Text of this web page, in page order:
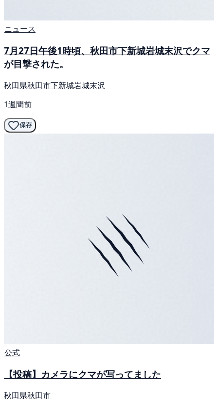
ニュース
7月27日午後1時頃、秋田市下新城岩城末沢でクマ
が目撃された。
秋田県秋田市下新城岩城末沢
1週間前
保存
公式
【投稿】カメラにクマが写ってました
秋田県秋田市